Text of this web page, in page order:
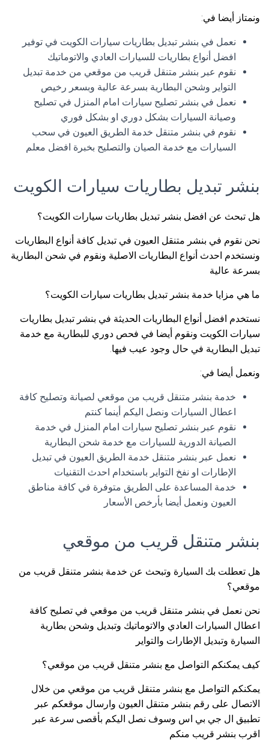
ونمتاز أيضا في:
نعمل في بنشر تبديل بطاريات سيارات الكويت في توفير
افضل أنواع بطاريات للسيارات العادي والاتوماتيك
نقوم عبر بنشر متنقل قريب من موقعي من خدمة تبديل
التواير وشحن البطارية بسرعة عالية وبسعر رخيص
نعمل في بنشر تصليح سيارات امام المنزل في تصليح
وصيانة السيارات بشكل دوري او بشكل فوري
نقوم في بنشر متنقل خدمة الطريق العيون في سحب
السيارات مع خدمة الصيان والتصليح بخبرة افضل معلم
بنشر تبديل بطاريات سيارات الكويت
هل تبحث عن افضل بنشر تبديل بطاريات سيارات الكويت؟
نحن نقوم في بنشر متنقل العيون في تبديل كافة أنواع البطاريات
ونستخدم احدث أنواع البطاريات الاصلية ونقوم في شحن البطارية
بسرعة عالية
ما هي مزايا خدمة بنشر تبديل بطاريات سيارات الكويت؟
نستخدم افضل أنواع البطاريات الحديثة في بنشر تبديل بطاريات
سيارات الكويت ونقوم أيضا في فحص دوري للبطارية مع خدمة
تبديل البطارية في حال وجود عيب فيها.
ونعمل أيضا في:
خدمة بنشر متنقل قريب من موقعي لصيانة وتصليح كافة
اعطال السيارات ونصل اليكم أينما كنتم
نقوم عبر بنشر تصليح سيارات امام المنزل في خدمة
الصيانة الدورية للسيارات مع خدمة شحن البطارية
نعمل عبر بنشر متنقل خدمة الطريق العيون في تبديل
الإطارات او نفخ التواير باستخدام احدث التقنيات
خدمة المساعدة على الطريق متوفرة في كافة مناطق
العيون ونعمل أيضا بأرخص الأسعار
بنشر متنقل قريب من موقعي
هل تعطلت بك السيارة وتبحث عن خدمة بنشر متنقل قريب من
موقعي؟
نحن نعمل في بنشر متنقل قريب من موقعي في تصليح كافة
اعطال السيارات العادي والاتوماتيك وتبديل وشحن بطارية
السيارة وتبديل الإطارات والتواير
كيف يمكنكم التواصل مع بنشر متنقل قريب من موقعي؟
يمكنكم التواصل مع بنشر متنقل قريب من موقعي من خلال
الاتصال على رقم بنشر متنقل العيون وارسال موقعكم عبر
تطبيق ال جي بي اس وسوف نصل اليكم بأقصى سرعة عبر
اقرب بنشر قريب منكم